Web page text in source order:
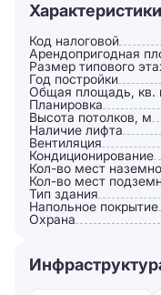
Код налоговой
Арендопригодная
Размер типового
Год постройки
Общая площадь, кв.
Планировка
Высота потолков, м
Наличие лифта
Вентиляция
Кондиционирование
Кол-во мест
Кол-во мест
Тип здания
Напольное покрытие
Охрана